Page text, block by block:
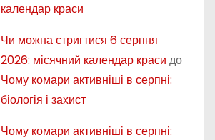
календар краси
Чи можна стригтися 6 серпня
2026: місячний календар краси до
Чому комари активніші в серпні:
біологія і захист
Чому комари активніші в серпні: